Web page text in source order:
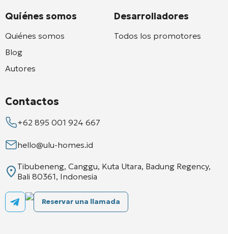
Quiénes somos
Quiénes somos
Blog
Autores
Desarrolladores
Todos los promotores
Contactos
+62 895 001 924 667
hello@ulu-homes.id
Tibubeneng, Canggu, Kuta Utara, Badung Regency,
Bali 80361, Indonesia
Reservar una llamada